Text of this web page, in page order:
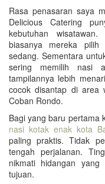
Rasa penasaran saya
Delicious Catering
kebutuhan
biasanya mereka
sedang. Sementara
sering memilih nasi
tampilannya lebih
cocok disantap di area
Coban Rondo.
Bagi yang baru pertama
nasi kotak enak kota
paling praktis. Tidak
tengah perjalanan.
nikmati hidangan
tujuan.